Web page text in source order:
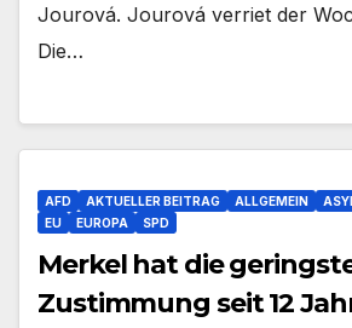
Jourová. Jourová verriet der
Die…
AFD AKTUELLER BEITRAG ALLGEMEIN
EU
EUROPA SPD
Merkel hat die
Zustimmung seit 12